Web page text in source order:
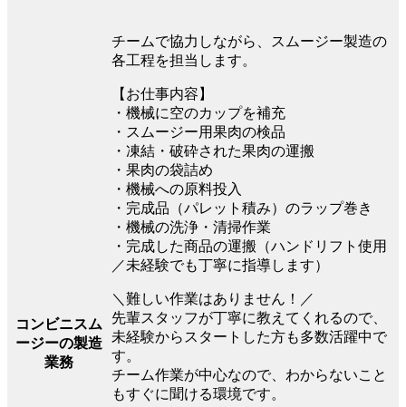
コンビニスム
ージーの製造
業務
チームで協力しながら、スムージー製造の
各工程を担当します。
【お仕事内容】
・機械に空のカップを補充
・スムージー用果肉の検品
・凍結・破砕された果肉の運搬
・果肉の袋詰め
・機械への原料投入
・完成品（パレット積み）のラップ巻き
・機械の洗浄・清掃作業
・完成した商品の運搬（ハンドリフト使用
／未経験でも丁寧に指導します）
＼難しい作業はありません！／
先輩スタッフが丁寧に教えてくれるので、
未経験からスタートした方も多数活躍中で
す。
チーム作業が中心なので、わからないこと
もすぐに聞ける環境です。